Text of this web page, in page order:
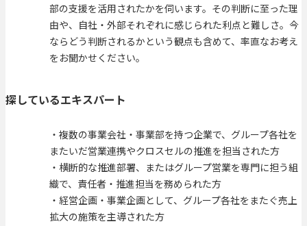
部の支援を活用されたかを伺います。その判断に至った理
由や、自社・外部それぞれに感じられた利点と難しさ。今
ならどう判断されるかという観点も含めて、率直なお考え
をお聞かせください。
探しているエキスパート
・複数の事業会社・事業部を持つ企業で、グループ各社を
またいだ営業連携やクロスセルの推進を担当された方
・横断的な推進部署、またはグループ営業を専門に担う組
織で、責任者・推進担当を務められた方
・経営企画・事業企画として、グループ各社をまたぐ売上
拡大の施策を主導された方